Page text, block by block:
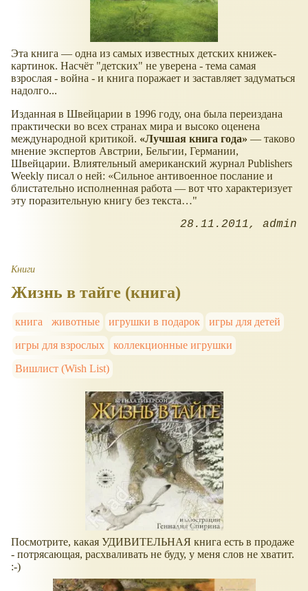
Эта книга — одна из самых известных детских книжек-
картинок. Насчёт "детских" не уверена - тема самая
взрослая - война - и книга поражает и заставляет задуматься
надолго...
Изданная в Швейцарии в 1996 году, она была переиздана
практически во всех странах мира и высоко оценена
международной критикой. «Лучшая книга года» — таково
мнение экспертов Австрии, Бельгии, Германии,
Швейцарии. Влиятельный американский журнал Publishers
Weekly писал о ней: «Сильное антивоенное послание и
блистательно исполненная работа — вот что характеризует
эту поразительную книгу без текста…"
28.11.2011 admin
Книги
Жизнь в тайге (книга)
книга животные игрушки в подарок
игры для детей
игры для взрослых
коллекционные игрушки
Вишлист (Wish List)
Посмотрите, какая УДИВИТЕЛЬНАЯ книга есть в продаже
- потрясающая, расхваливать не буду, у меня слов не хватит.
:-)